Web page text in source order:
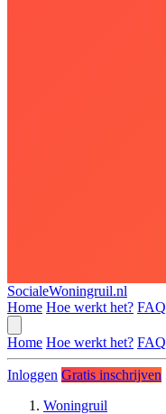
SocialeWoningruil.nl
Home Hoe werkt het? FAQ
Home Hoe werkt het? FAQ
Inloggen Gratis inschrijven
Woningruil